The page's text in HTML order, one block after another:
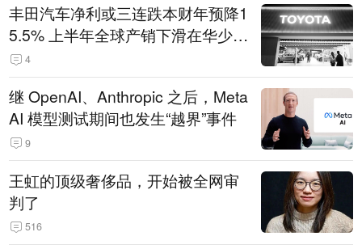
丰田汽车净利或三连跌本财年预降1
5.5% 上半年全球产销下滑在华少卖
14.3万辆
4
继 OpenAI、Anthropic 之后，Meta
AI 模型测试期间也发生“越界”事件
9
王虹的顶级奢侈品，开始被全网审
判了
516